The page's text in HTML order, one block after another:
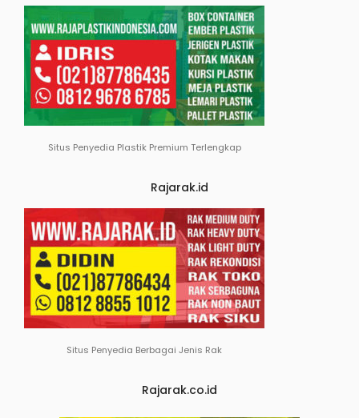
Situs Penyedia Plastik Premium Terlengkap
Rajarak.id
Situs Penyedia Berbagai Jenis Rak
Rajarak.co.id